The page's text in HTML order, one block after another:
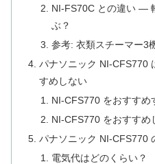
NI-FS70C との違い —
ぶ？
参考: 衣類スチーマー3
パナソニック NI-CFS770
すめしない
NI-CFS770 をおすすめ
NI-CFS770 をおすすめ
パナソニック NI-CFS770
電気代はどのくらい？